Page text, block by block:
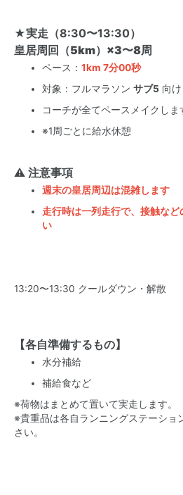
★実走（8:30〜13:30）
皇居周回（5km）×3〜8周
ペース： 1km 7分00秒
対象：フルマラソン サブ5 向け
コーチが全てペースメイクしま
※1周ごとに給水休憩
⚠ 注意事項
週末の皇居周辺は混雑します
走行時は一列走行で、接触な
い
13:20〜13:30 クールダウン・解散
【各自準備するもの】
水分補給
補給食など
※荷物はまとめて置いて実走します。
※貴重品は各自ランニングステーショ
さい。